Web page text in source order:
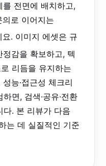
전면에 배치하고,
로 이어지는
. 이미지 에셋은 규
정감을 확보하고, 텍
리듬을 유지하는
능·접근성 체크리
면, 검색·공유·전환
다. 본 리뷰가 다음
는 데 실질적인 기준